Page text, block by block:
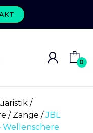
0
/ Zange
JBL
Wellenschere